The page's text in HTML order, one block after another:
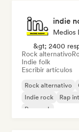
indie
Medios
&gt; 2400
Rock alternativo
Indie folk
Escribir artículos
Rock alternativo
Indie rock
Rap
Pop rock